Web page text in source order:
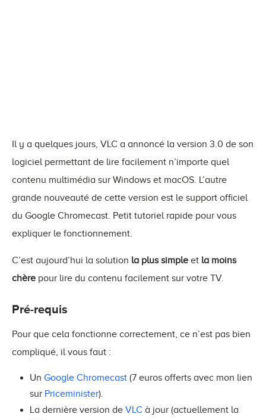
Il y a quelques jours, VLC a annoncé la version 3.0 de son
logiciel permettant de lire facilement n’importe quel
contenu multimédia sur Windows et macOS. L’autre
grande nouveauté de cette version est le support officiel
du Google Chromecast. Petit tutoriel rapide pour vous
expliquer le fonctionnement.
C’est aujourd’hui la solution la plus simple et la moins
chère pour lire du contenu facilement sur votre TV.
Pré-requis
Pour que cela fonctionne correctement, ce n’est pas bien
compliqué, il vous faut :
Un Google Chromecast (7 euros offerts avec mon lien
sur Priceminister).
La dernière version de VLC à jour (actuellement la